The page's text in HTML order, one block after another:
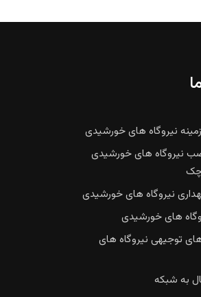
نیروگاه های خورشیدی
نیروگاه های خورشیدی
نیروگاه های خورشیدی
های خورشیدی
توجیهی نیروگاه های
به شبکه